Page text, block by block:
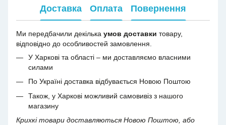
Доставка Оплата Повернення
Ми передбачили декілька умов доставки товару,
відповідно до особливостей замовлення.
У Харкові та області – ми доставляємо власними
силами
По Україні доставка відбувається Новою Поштою
Також, у Харкові можливий самовивіз з нашого
магазину
Крихкі товари доставляються Новою Поштою, або